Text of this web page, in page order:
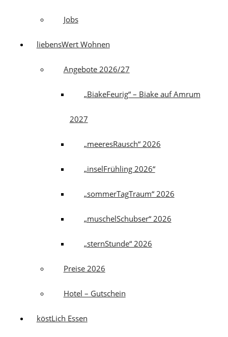
Jobs
liebensWert Wohnen
Angebote 2026/27
„BiakeFeurig“ – Biake auf Amrum
2027
„meeresRausch“ 2026
„inselFrühling 2026“
„sommerTagTraum“ 2026
„muschelSchubser“ 2026
„sternStunde“ 2026
Preise 2026
Hotel – Gutschein
köstLich Essen